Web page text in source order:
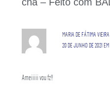
MARIA DE FÁTIMA
20 DE JUNHO DE 2021
Ameiiiii vou fz!!